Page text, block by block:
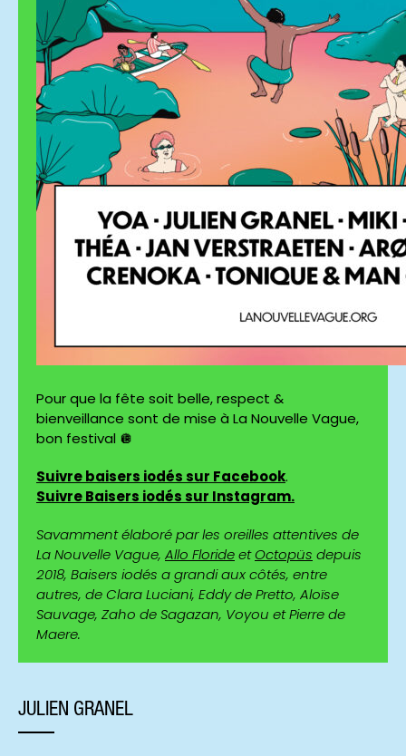
Pour que la fête soit belle, respect &
bienveillance sont de mise à La Nouvelle Vague,
bon festival 🪩
Suivre baisers iodés sur Facebook.
Suivre Baisers iodés sur Instagram.
Savamment élaboré par les oreilles attentives de
La Nouvelle Vague, Allo FlorideetOctopüs depuis
2018, Baisers iodés a grandi aux côtés, entre
autres, de Clara Luciani, Eddy de Pretto, Aloïse
Sauvage, Zaho de Sagazan, Voyou et Pierre de
Maere.
JULIEN GRANEL